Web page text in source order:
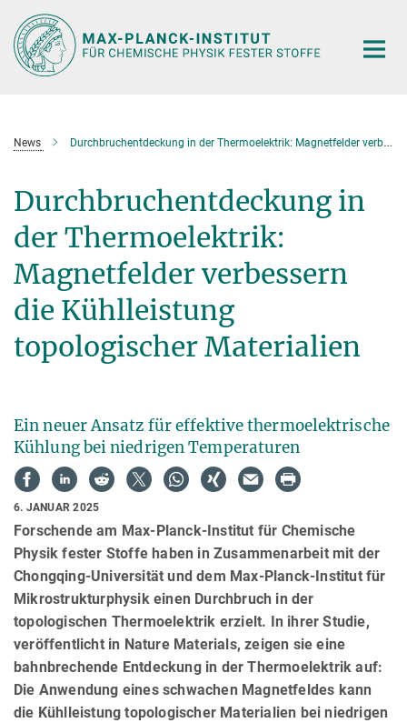
Hauptinhalt
News Durchbruchentdeckung in der Thermoelektrik: Magnetfelder verbessern die Kühlleistung topologischer Materialien
Durchbruchentdeckung in
der Thermoelektrik:
Magnetfelder verbessern
die Kühlleistung
topologischer Materialien
Ein neuer Ansatz für effektive thermoelektrische
Kühlung bei niedrigen Temperaturen
6. JANUAR 2025
Forschende am Max-Planck-Institut für Chemische
Physik fester Stoffe haben in Zusammenarbeit mit der
Chongqing-Universität und dem Max-Planck-Institut für
Mikrostrukturphysik einen Durchbruch in der
topologischen Thermoelektrik erzielt. In ihrer Studie,
veröffentlicht in Nature Materials, zeigen sie eine
bahnbrechende Entdeckung in der Thermoelektrik auf:
Die Anwendung eines schwachen Magnetfeldes kann
die Kühlleistung topologischer Materialien bei niedrigen